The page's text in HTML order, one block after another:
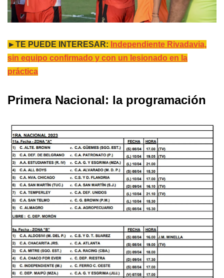
►TE PUEDE INTERESAR: Independiente Rivadavia,
sin equipo confirmado y con un lesionado en la
práctica
Primera Nacional: la programación